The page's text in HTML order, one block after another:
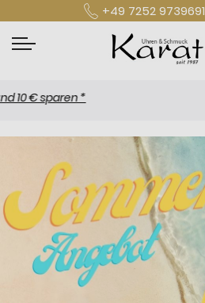
+49 7252 9739691
*